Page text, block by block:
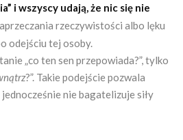
i wszyscy udają, że nic się nie
rzeczywistości albo lęku
odejściu tej osoby.
„co ten sen przepowiada?”, tylko
?”. Takie podejście pozwala
nie bagatelizuje siły